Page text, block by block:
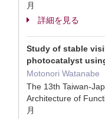
月
詳細を見る
Study of stable
photocatalyst
Motonori Watanabe
The 13th Taiwan-
Architecture of
月